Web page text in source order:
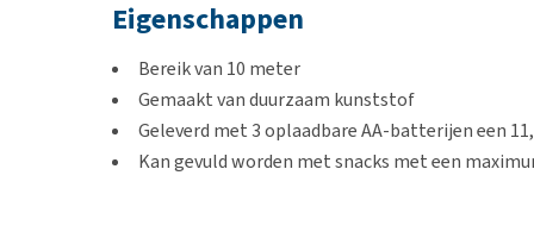
Eigenschappen
Bereik van 10 meter
Gemaakt van duurzaam kunststof
Geleverd met 3 oplaadbare AA-batterijen een
Kan gevuld worden met snacks met een